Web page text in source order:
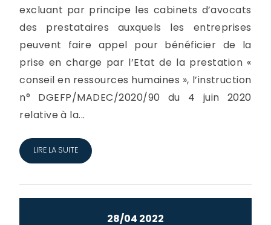
excluant par principe les cabinets d’avocats
des prestataires auxquels les entreprises
peuvent faire appel pour bénéficier de la
prise en charge par l’Etat de la prestation «
conseil en ressources humaines », l’instruction
n° DGEFP/MADEC/2020/90 du 4 juin 2020
relative à la...
LIRE LA SUITE
28/04 2022